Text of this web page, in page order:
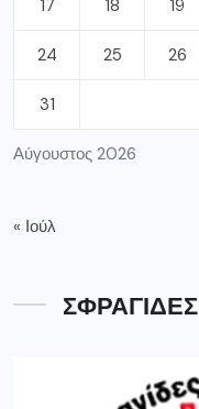
Αύγουστος 2026
17 18 19
24 25 26
31
« Ιούλ
ΣΦΡΑΓΙΔΕΣ